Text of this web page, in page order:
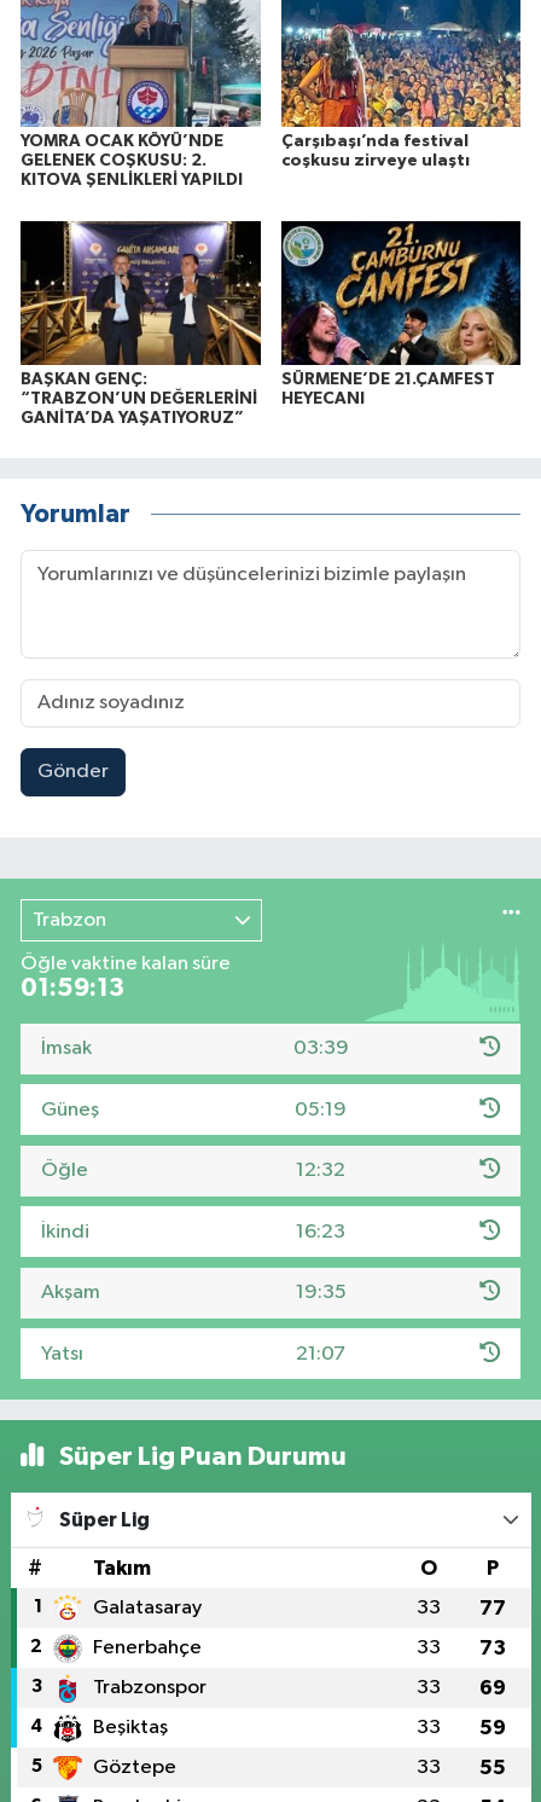
YOMRA OCAK KÖYÜ’NDE
GELENEK COŞKUSU: 2.
KITOVA ŞENLİKLERİ YAPILDI
Çarşıbaşı’nda festival
coşkusu zirveye ulaştı
BAŞKAN GENÇ:
“TRABZON’UN DEĞERLERİNİ
GANİTA’DA YAŞATIYORUZ”
SÜRMENE’DE 21.ÇAMFEST
HEYECANI
Yorumlar
Gönder
Trabzon
Öğle vaktine kalan süre
01:59:11
İmsak 03:39
Güneş 05:19
Öğle 12:32
İkindi 16:23
Akşam 19:35
Yatsı 21:07
Süper Lig Puan Durumu
Süper Lig
# Takım O P
1 Galatasaray 33 77
2 Fenerbahçe 33 73
3 Trabzonspor 33 69
4 Beşiktaş 33 59
5 Göztepe 33 55